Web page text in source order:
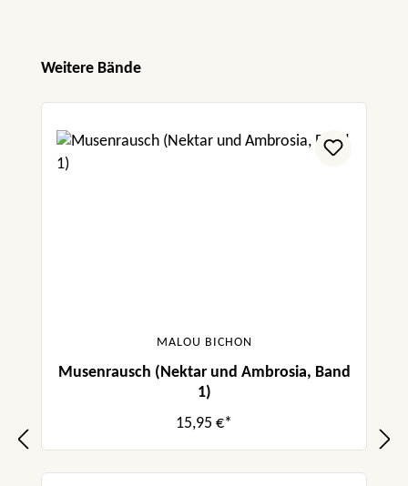
Produktgalerie überspringen
Weitere Bände
MALOU BICHON
Musenrausch (Nektar und Ambrosia, Band
1)
15,95 €*